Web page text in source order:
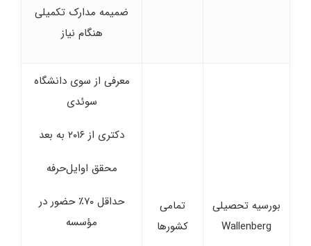
ضمیمه مدارک تکمیلی
هنگام نیاز
بورسیه تحصیلی
Wallenberg
تمامی
کشورها
معرفی از سوی دانشگاه
سوئدی
دکتری از ۲۰۱۶ به بعد
محقق اوایل‌حرفه
حداقل ۷۰٪ حضور در
مؤسسه